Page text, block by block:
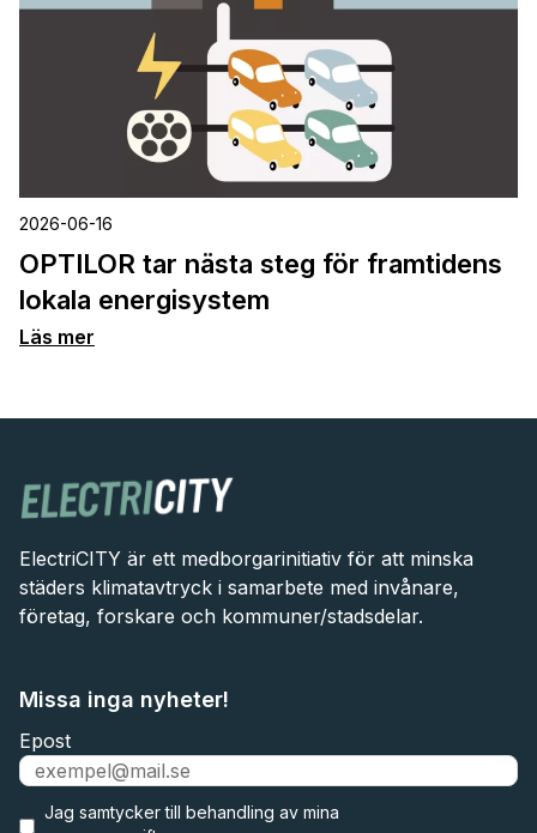
2026-06-16
OPTILOR tar nästa steg för framtidens
lokala energisystem
Läs mer
ElectriCITY är ett medborgarinitiativ för att minska
städers klimatavtryck i samarbete med invånare,
företag, forskare och kommuner/stadsdelar.
Missa inga nyheter!
Epost
Jag samtycker till behandling av mina